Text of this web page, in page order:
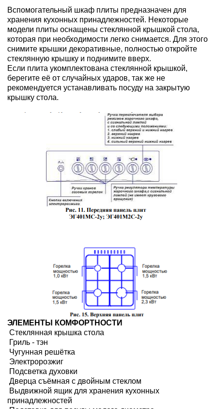
Вспомогательный шкаф плиты предназначен для
хранения кухонных принадлежностей. Некоторые
модели плиты оснащены стеклянной крышкой стола,
которая при необходимости легко снимается. Для этого
снимите крышки декоративные, полностью откройте
стеклянную крышку и поднимите вверх.
Если плита укомплектована стеклянной крышкой,
берегите её от случайных ударов, так же не
рекомендуется устанавливать посуду на закрытую
крышку стола.
ЭЛЕМЕНТЫ КОМФОРТНОСТИ
Стеклянная крышка стола
Гриль - тэн
Чугунная решётка
Электророзжиг
Подсветка духовки
Дверца съёмная с двойным стеклом
Выдвижной ящик для хранения кухонных
принадлежностей